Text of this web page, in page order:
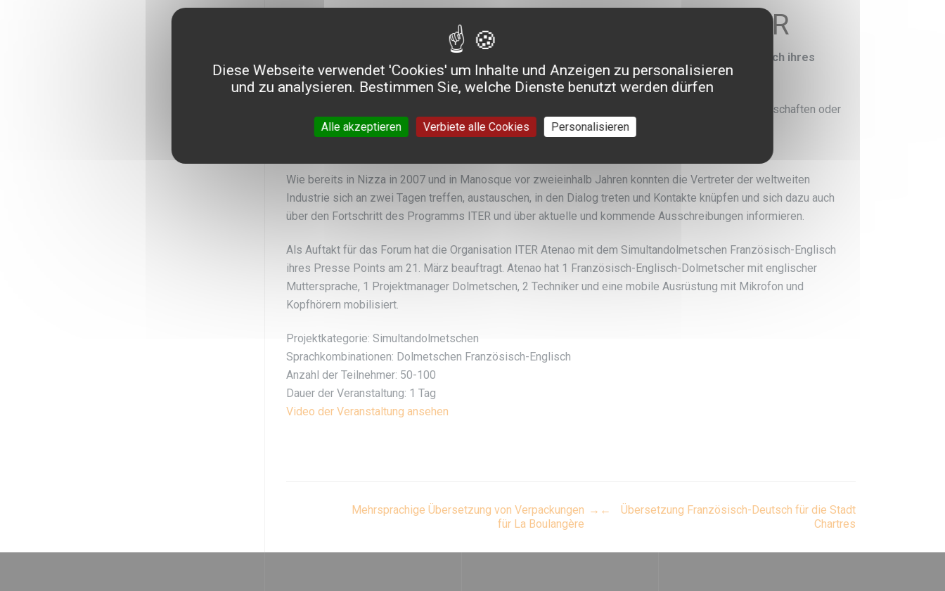
Dolmetschen Französisch-Englisch ITER
Die Organisation ITER beauftragt Atenao mit dem Simultandolmetschen Französisch-Englisch ihres
Presse Points, dem Auftakt für ihr Business Forum in der Stadt Toulon.
Beim ITER Business Forum kamen am 21. und 22. März in Toulon über 700 Vertreter von 386 Gesellschaften oder
Organisationen aus 24 Ländern zusammen, darunter 352 Industriegesellschaften oder
Wie bereits in Nizza in 2007 und in Manosque vor zweieinhalb Jahren konnten die Vertreter der weltweiten
Industrie sich an zwei Tagen treffen, austauschen, in den Dialog treten und Kontakte knüpfen und sich dazu auch
über den Fortschritt des Programms ITER und über aktuelle und kommende Ausschreibungen informieren.
Als Auftakt für das Forum hat die Organisation ITER Atenao mit dem Simultandolmetschen Französisch-Englisch
ihres Presse Points am 21. März beauftragt. Atenao hat 1 Französisch-Englisch-Dolmetscher mit englischer
Muttersprache, 1 Projektmanager Dolmetschen, 2 Techniker und eine mobile Ausrüstung mit Mikrofon und
Kopfhörern mobilisiert.
Projektkategorie: Simultandolmetschen
Sprachkombinationen: Dolmetschen Französisch-Englisch
Anzahl der Teilnehmer: 50-100
Dauer der Veranstaltung: 1 Tag
Video der Veranstaltung ansehen
navigation
←
Übersetzung Französisch-Deutsch für die Stadt
Chartres
Mehrsprachige Übersetzung von Verpackungen
für La Boulangère
→
Diese Webseite verwendet 'Cookies' um Inhalte und Anzeigen zu personalisieren
und zu analysieren. Bestimmen Sie, welche Dienste benutzt werden dürfen
Alle akzeptieren Verbiete alle Cookies Personalisieren